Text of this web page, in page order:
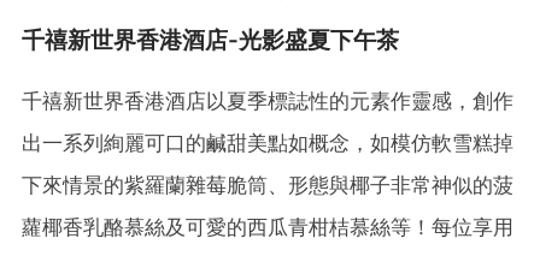
千禧新世界香港酒店-光影盛夏下午茶
千禧新世界香港酒店以夏季標誌性的元素作靈感，創作
出一系列絢麗可口的鹹甜美點如概念，如模仿軟雪糕掉
下來情景的紫羅蘭雜莓脆筒、形態與椰子非常神似的菠
蘿椰香乳酪慕絲及可愛的西瓜青柑桔慕絲等！每位享用